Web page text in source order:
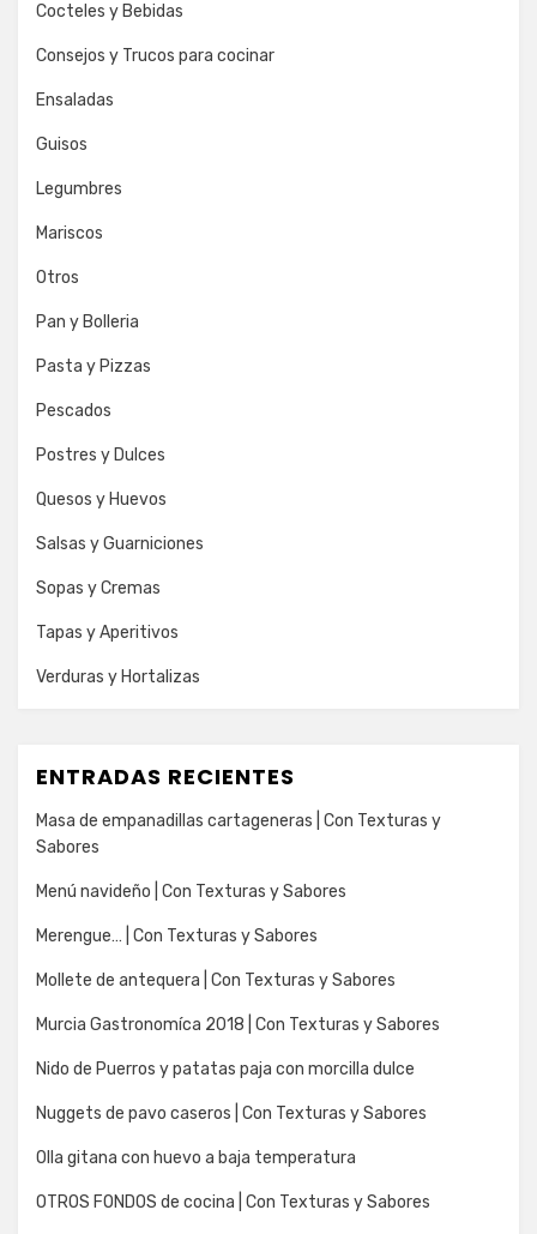
Cocteles y Bebidas
Consejos y Trucos para cocinar
Ensaladas
Guisos
Legumbres
Mariscos
Otros
Pan y Bolleria
Pasta y Pizzas
Pescados
Postres y Dulces
Quesos y Huevos
Salsas y Guarniciones
Sopas y Cremas
Tapas y Aperitivos
Verduras y Hortalizas
ENTRADAS RECIENTES
Masa de empanadillas cartageneras | Con Texturas y
Sabores
Menú navideño | Con Texturas y Sabores
Merengue… | Con Texturas y Sabores
Mollete de antequera | Con Texturas y Sabores
Murcia Gastronomíca 2018 | Con Texturas y Sabores
Nido de Puerros y patatas paja con morcilla dulce
Nuggets de pavo caseros | Con Texturas y Sabores
Olla gitana con huevo a baja temperatura
OTROS FONDOS de cocina | Con Texturas y Sabores